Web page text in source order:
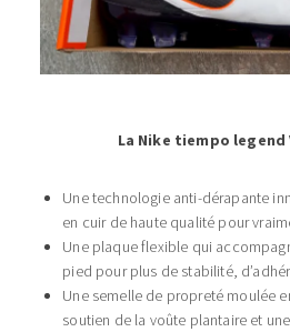
La Nike tiempo
Une technologie anti-dérapante
en cuir de haute qualité pour
Une plaque flexible qui
pied pour plus de stabilité,
Une semelle de propreté moulée
soutien de la voûte plantaire et